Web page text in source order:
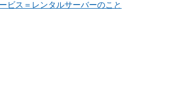
ビス＝レンタルサーバーのこと